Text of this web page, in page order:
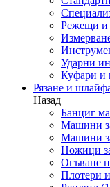
Режещи и
Ударни
Куфари и
Рязане и
Назад
Банциг
Машини
Машини
Ножици
Огъване
Плотери